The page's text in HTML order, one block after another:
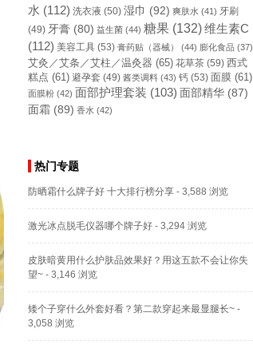
水 (112) 洗衣液 (50) 湿巾 (92) 爽肤水 (41) 牙刷
(49) 牙膏(80) 益生菌(44) 糖果(132)维生素C
(112) 美容工具(53) 膏药贴（器械） (44) 膨化食品(37)
艾灸／艾条／艾柱／温灸器 (65) 花草茶(59) 西式
糕点 (61) 避孕套 (49) 酱类调料(43) 钙(53) 面膜 (61)
面膜粉(42) 面部护理套装 (103) 面部精华(87)
面霜(89) 香水 (42)
热门专题
防晒霜什么牌子好 十大排行榜分享- 3,588 浏览
激光冰点脱毛仪器哪个牌子好- 3,294 浏览
皮肤暗黄用什么护肤品效果好？用这五款不会让你失
望~- 3,146 浏览
矮个子穿什么外套好看？第二款穿起来最显腿长~-
3,058 浏览